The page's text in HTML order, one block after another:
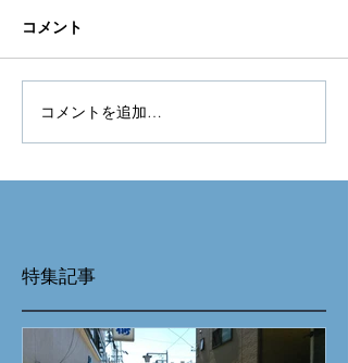
特集記事
コメント
コメントを追加…